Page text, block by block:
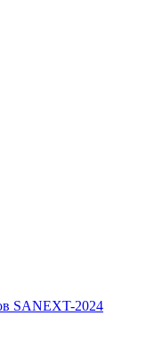
SANEXT-2024